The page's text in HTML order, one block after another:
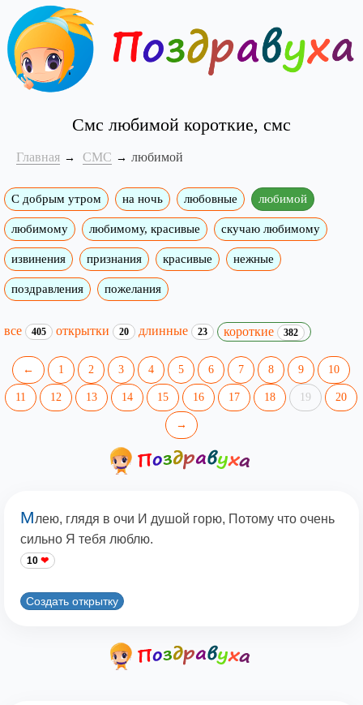
Смс любимой короткие, смс
Главная СМС любимой
С добрым утром на ночь любовные любимой
любимому любимому, красивые скучаю любимому
извинения признания красивые нежные
поздравления пожелания
все 405 открытки 20 длинные 23 короткие 382
← 1 2 3 4 5 6 7 8 9 10
11 12 13 14 15 16 17 18 19 20
→
Млею, глядя в очи И душой горю, Потому что очень
сильно Я тебя люблю.
10
Создать открытку